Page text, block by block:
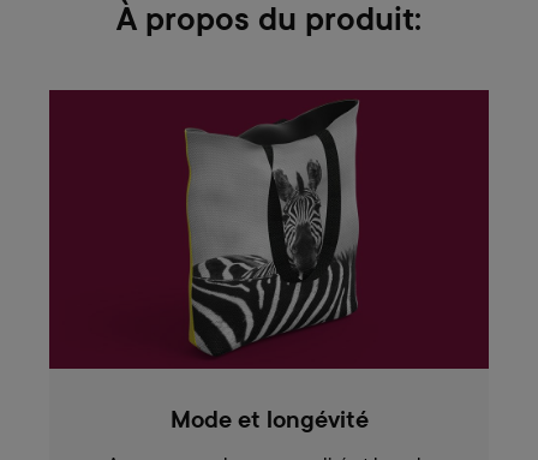
À propos du produit:
Mode et longévité